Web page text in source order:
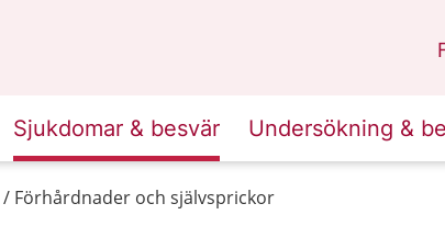
Sjukdomar & besvär Undersökning &
Förhårdnader och självsprickor